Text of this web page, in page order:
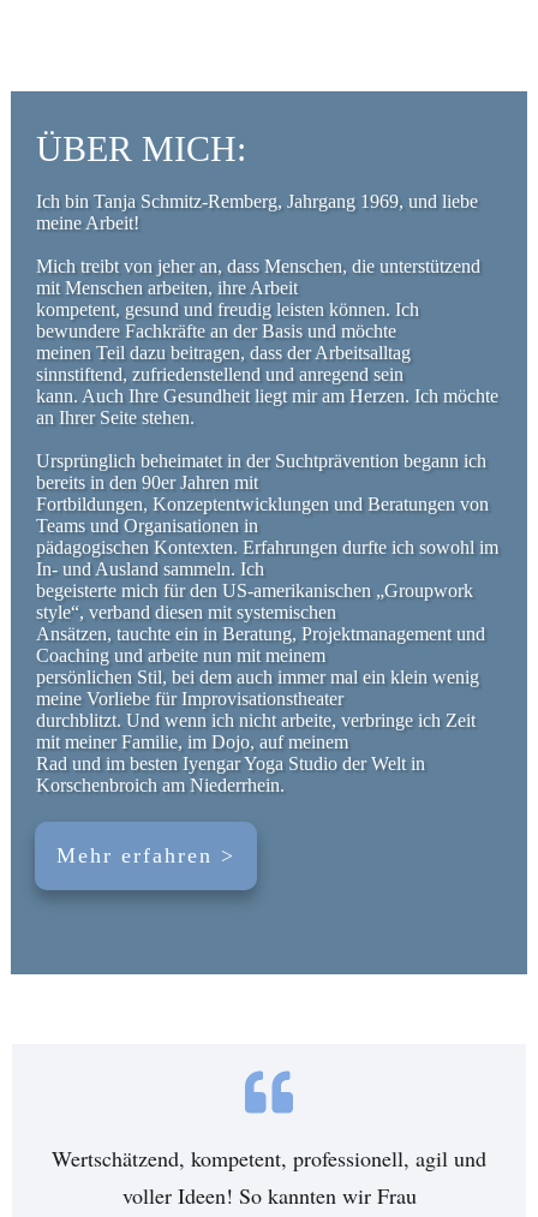
ÜBER MICH:
Ich bin Tanja Schmitz-Remberg, Jahrgang 1969, und liebe
meine Arbeit!
Mich treibt von jeher an, dass Menschen, die unterstützend
mit Menschen arbeiten, ihre Arbeit
kompetent, gesund und freudig leisten können. Ich
bewundere Fachkräfte an der Basis und möchte
meinen Teil dazu beitragen, dass der Arbeitsalltag
sinnstiftend, zufriedenstellend und anregend sein
kann. Auch Ihre Gesundheit liegt mir am Herzen. Ich möchte
an Ihrer Seite stehen.
Ursprünglich beheimatet in der Suchtprävention begann ich
bereits in den 90er Jahren mit
Fortbildungen, Konzeptentwicklungen und Beratungen von
Teams und Organisationen in
pädagogischen Kontexten. Erfahrungen durfte ich sowohl im
In- und Ausland sammeln. Ich
begeisterte mich für den US-amerikanischen „Groupwork
style“, verband diesen mit systemischen
Ansätzen, tauchte ein in Beratung, Projektmanagement und
Coaching und arbeite nun mit meinem
persönlichen Stil, bei dem auch immer mal ein klein wenig
meine Vorliebe für Improvisationstheater
durchblitzt. Und wenn ich nicht arbeite, verbringe ich Zeit
mit meiner Familie, im Dojo, auf meinem
Rad und im besten Iyengar Yoga Studio der Welt in
Korschenbroich am Niederrhein.
Mehr erfahren >
Wertschätzend, kompetent, professionell, agil und
voller Ideen! So kannten wir Frau